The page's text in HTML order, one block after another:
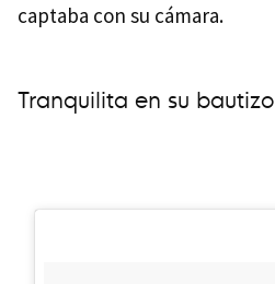
captaba con su cámara.
Tranquilita en su bautizo